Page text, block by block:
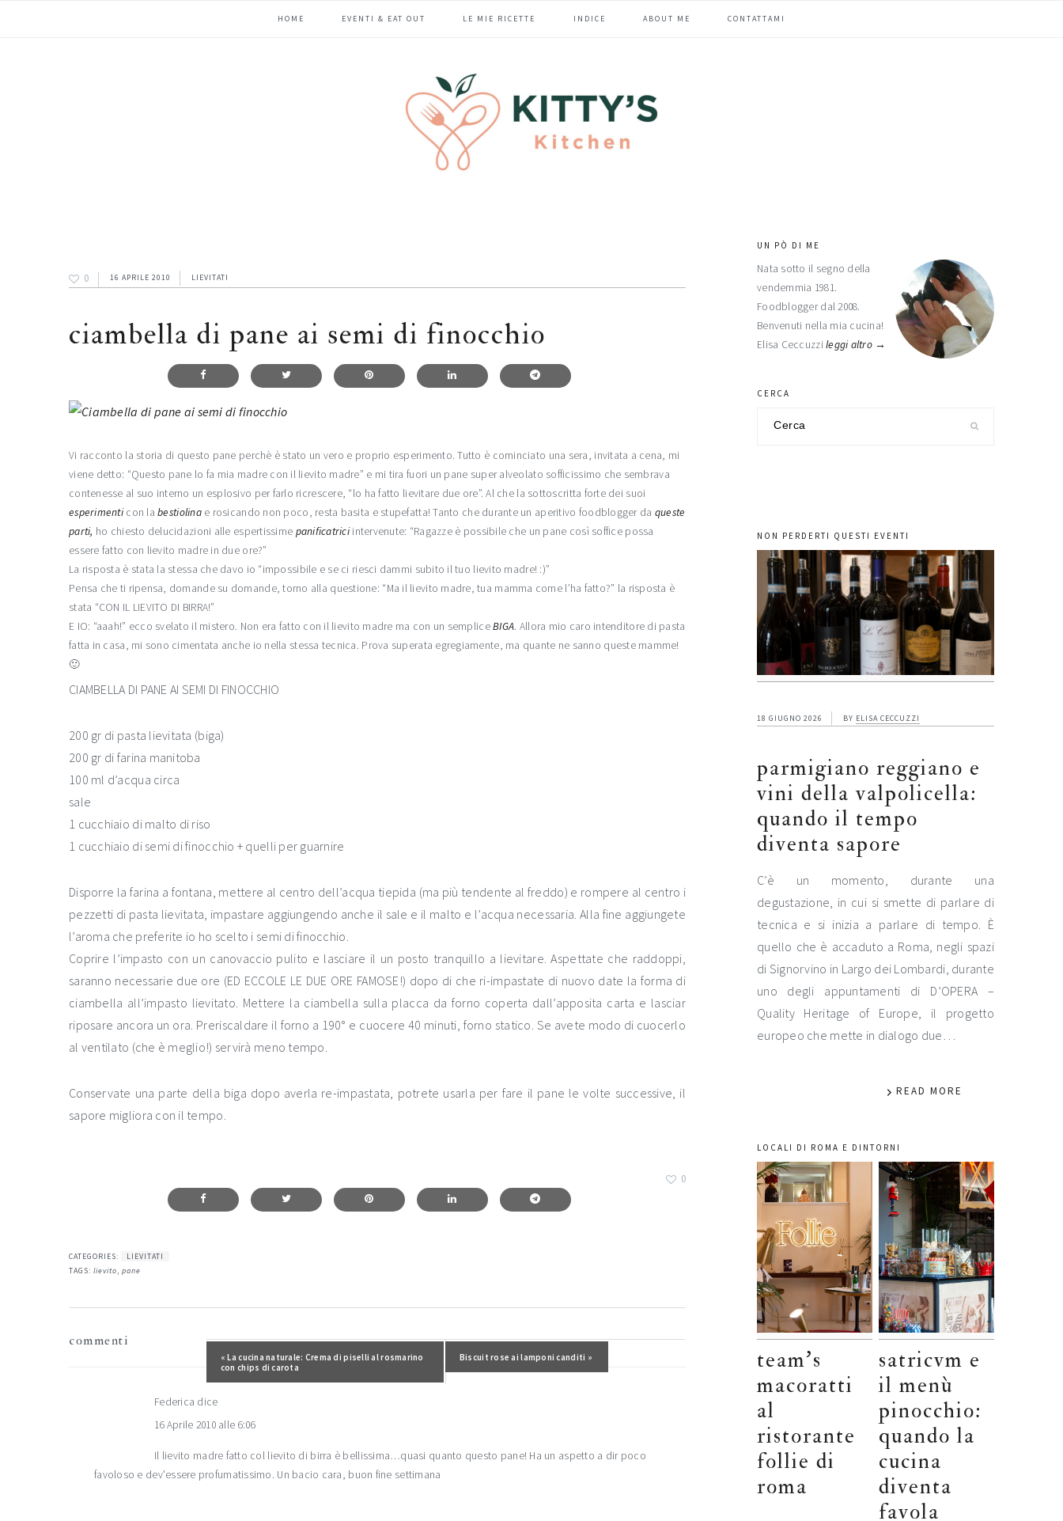
HOME EVENTI & EAT OUT LE MIE RICETTE INDICE ABOUT ME CONTATTAMI
0 16 APRILE 2010 LIEVITATI
ciambella di pane ai semi di finocchio
Vi racconto la storia di questo pane perchè è stato un vero e proprio esperimento. Tutto è cominciato una sera, invitata a cena, mi
viene detto: “Questo pane lo fa mia madre con il lievito madre” e mi tira fuori un pane super alveolato sofficissimo che sembrava
contenesse al suo interno un esplosivo per farlo ricrescere, “lo ha fatto lievitare due ore”. Al che la sottoscritta forte dei suoi
esperimenticon labestiolinae rosicando non poco, resta basita e stupefatta! Tanto che durante un aperitivo foodblogger da queste
parti, ho chiesto delucidazioni alle espertissime panificatriciintervenute: “Ragazze è possibile che un pane così soffice possa
essere fatto con lievito madre in due ore?”
La risposta è stata la stessa che davo io “impossibile e se ci riesci dammi subito il tuo lievito madre! :)”
Pensa che ti ripensa, domande su domande, torno alla questione: “Ma il lievito madre, tua mamma come l’ha fatto?” la risposta è
stata “CON IL LIEVITO DI BIRRA!”
E IO: “aaah!” ecco svelato il mistero. Non era fatto con il lievito madre ma con un sempliceBIGA. Allora mio caro intenditore di pasta
fatta in casa, mi sono cimentata anche io nella stessa tecnica. Prova superata egregiamente, ma quante ne sanno queste mamme!
🙂
CIAMBELLA DI PANE AI SEMI DI FINOCCHIO
200 gr di pasta lievitata (biga)
200 gr di farina manitoba
100 ml d’acqua circa
sale
1 cucchiaio di malto di riso
1 cucchiaio di semi di finocchio + quelli per guarnire
Disporre la farina a fontana, mettere al centro dell’acqua tiepida (ma più tendente al freddo) e rompere al centro i
pezzetti di pasta lievitata, impastare aggiungendo anche il sale e il malto e l’acqua necessaria. Alla fine aggiungete
l’aroma che preferite io ho scelto i semi di finocchio.
Coprire l’impasto con un canovaccio pulito e lasciare il un posto tranquillo a lievitare. Aspettate che raddoppi,
saranno necessarie due ore (ED ECCOLE LE DUE ORE FAMOSE!) dopo di che ri-impastate di nuovo date la forma di
ciambella all’impasto lievitato. Mettere la ciambella sulla placca da forno coperta dall’apposita carta e lasciar
riposare ancora un ora. Preriscaldare il forno a 190° e cuocere 40 minuti, forno statico. Se avete modo di cuocerlo
al ventilato (che è meglio!) servirà meno tempo.
Conservate una parte della biga dopo averla re-impastata, potrete usarla per fare il pane le volte successive, il
sapore migliora con il tempo.
0
CATEGORIES:
LIEVITATI
TAGS: lievito, pane
Post precedente:
« La cucina naturale: Crema di piselli al rosmarino
con chips di carota
Post successivo:
Biscuit rose ai lamponi canditi »
del
commenti
Federica dice
16 Aprile 2010 alle 6:06
Il lievito madre fatto col lievito di birra è bellissima…quasi quanto questo pane! Ha un aspetto a dir poco
favoloso e dev'essere profumatissimo. Un bacio cara, buon fine settimana
barra
laterale
primaria
UN PÒ DI ME
Nata sotto il segno della
vendemmia 1981.
Foodblogger dal 2008.
Benvenuti nella mia cucina!
Elisa Ceccuzzileggi altro →
CERCA
NON PERDERTI QUESTI EVENTI
18 GIUGNO 2026 BY ELISA CECCUZZI
parmigiano reggiano e
vini della valpolicella:
quando il tempo
diventa sapore
C’è un momento, durante una
degustazione, in cui si smette di parlare di
tecnica e si inizia a parlare di tempo. È
quello che è accaduto a Roma, negli spazi
di Signorvino in Largo dei Lombardi, durante
uno degli appuntamenti di D’OPERA –
Quality Heritage of Europe, il progetto
europeo che mette in dialogo due…
READ MORE
LOCALI DI ROMA E DINTORNI
team’s
macoratti
al
ristorante
follie di
roma
satricvm e
il menù
pinocchio:
quando la
cucina
diventa
favola